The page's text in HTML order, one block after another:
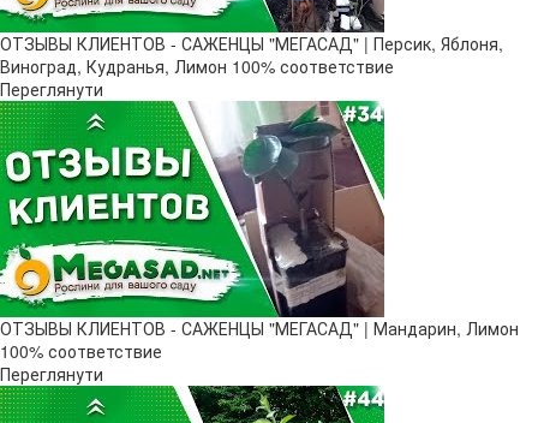
ОТЗЫВЫ КЛИЕНТОВ - САЖЕНЦЫ "МЕГАСАД" | Персик, Яблоня,
Виноград, Кудранья, Лимон 100% соответствие
Переглянути
ОТЗЫВЫ КЛИЕНТОВ - САЖЕНЦЫ "МЕГАСАД" | Мандарин, Лимон
100% соответствие
Переглянути